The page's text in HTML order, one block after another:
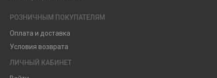
РОЗНИЧНЫМ ПОКУПАТЕЛЯМ
Оплата и доставка
Условия возврата
ЛИЧНЫЙ КАБИНЕТ